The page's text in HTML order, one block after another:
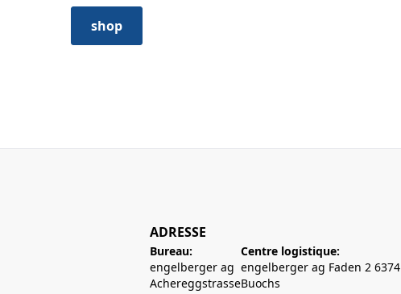
shop
ADRESSE
Bureau:
engelberger ag
Achereggstrasse
Centre logistique:
engelberger ag Faden 2 6374
Buochs